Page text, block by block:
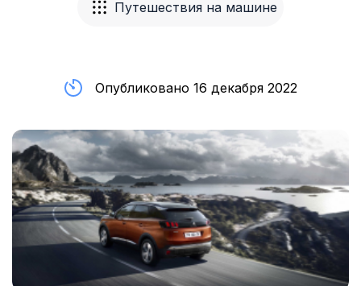
Путешествия на машине
Опубликовано 16 декабря 2022